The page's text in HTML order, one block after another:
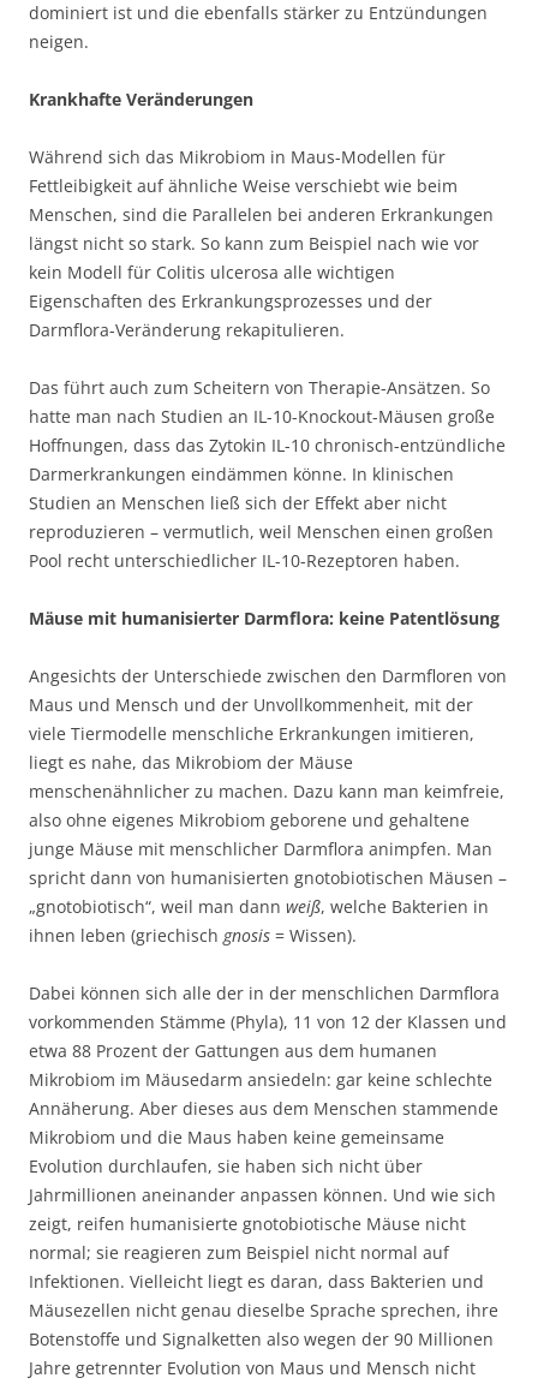
dominiert ist und die ebenfalls stärker zu Entzündungen
neigen.
Krankhafte Veränderungen
Während sich das Mikrobiom in Maus-Modellen für
Fettleibigkeit auf ähnliche Weise verschiebt wie beim
Menschen, sind die Parallelen bei anderen Erkrankungen
längst nicht so stark. So kann zum Beispiel nach wie vor
kein Modell für Colitis ulcerosa alle wichtigen
Eigenschaften des Erkrankungsprozesses und der
Darmflora-Veränderung rekapitulieren.
Das führt auch zum Scheitern von Therapie-Ansätzen. So
hatte man nach Studien an IL-10-Knockout-Mäusen große
Hoffnungen, dass das Zytokin IL-10 chronisch-entzündliche
Darmerkrankungen eindämmen könne. In klinischen
Studien an Menschen ließ sich der Effekt aber nicht
reproduzieren – vermutlich, weil Menschen einen großen
Pool recht unterschiedlicher IL-10-Rezeptoren haben.
Mäuse mit humanisierter Darmflora: keine Patentlösung
Angesichts der Unterschiede zwischen den Darmfloren von
Maus und Mensch und der Unvollkommenheit, mit der
viele Tiermodelle menschliche Erkrankungen imitieren,
liegt es nahe, das Mikrobiom der Mäuse
menschenähnlicher zu machen. Dazu kann man keimfreie,
also ohne eigenes Mikrobiom geborene und gehaltene
junge Mäuse mit menschlicher Darmflora animpfen. Man
spricht dann von humanisierten gnotobiotischen Mäusen –
„gnotobiotisch“, weil man dann weiß, welche Bakterien in
ihnen leben (griechisch gnosis = Wissen).
Dabei können sich alle der in der menschlichen Darmflora
vorkommenden Stämme (Phyla), 11 von 12 der Klassen und
etwa 88 Prozent der Gattungen aus dem humanen
Mikrobiom im Mäusedarm ansiedeln: gar keine schlechte
Annäherung. Aber dieses aus dem Menschen stammende
Mikrobiom und die Maus haben keine gemeinsame
Evolution durchlaufen, sie haben sich nicht über
Jahrmillionen aneinander anpassen können. Und wie sich
zeigt, reifen humanisierte gnotobiotische Mäuse nicht
normal; sie reagieren zum Beispiel nicht normal auf
Infektionen. Vielleicht liegt es daran, dass Bakterien und
Mäusezellen nicht genau dieselbe Sprache sprechen, ihre
Botenstoffe und Signalketten also wegen der 90 Millionen
Jahre getrennter Evolution von Maus und Mensch nicht